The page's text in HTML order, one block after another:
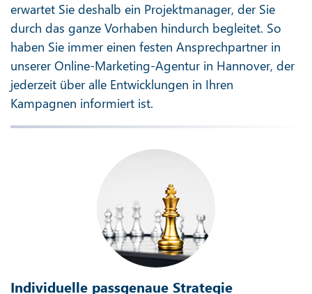
erwartet Sie deshalb ein Projektmanager, der Sie
durch das ganze Vorhaben hindurch begleitet. So
haben Sie immer einen festen Ansprechpartner in
unserer Online-Marketing-Agentur in Hannover, der
jederzeit über alle Entwicklungen in Ihren
Kampagnen informiert ist.
Individuelle passgenaue Strategie